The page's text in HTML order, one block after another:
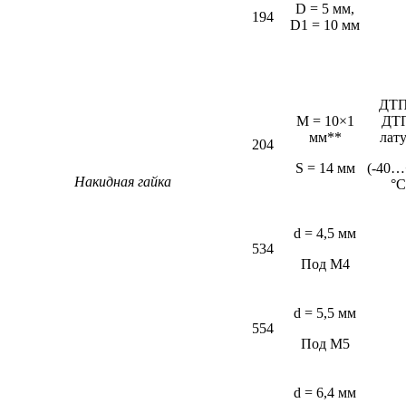
194
D = 5 мм,
D1 = 10 мм
Накидная гайка
204
M = 10×1
мм**
S = 14 мм
(-
534
d = 4,5 мм
Под М4
554
d = 5,5 мм
Под М5
d = 6,4 мм